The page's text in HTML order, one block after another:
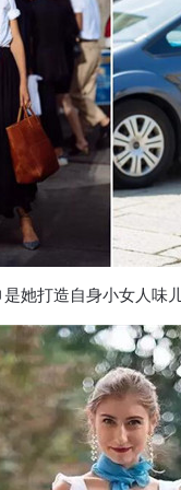
是她打造自身小女人味